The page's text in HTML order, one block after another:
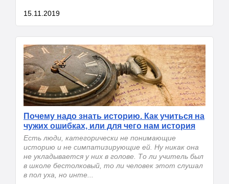
15.11.2019
Почему надо знать историю. ​Как учиться на
чужих ошибках, или для чего нам история
Есть люди, категорически не понимающие
историю и не симпатизирующие ей. Ну никак она
не укладывается у них в голове. То ли учитель был
в школе бестолковый, то ли человек этот слушал
в пол уха, но инте...